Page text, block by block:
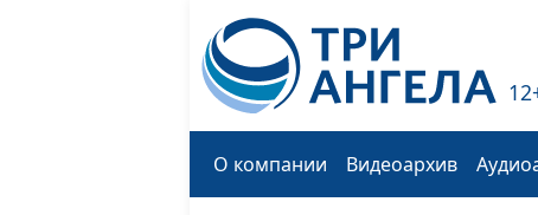
О компании Видеоархив